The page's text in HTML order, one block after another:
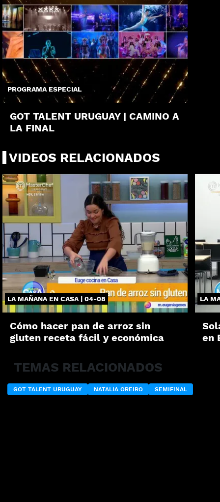
PROGRAMA ESPECIAL
GOT TALENT URUGUAY | CAMINO A
LA FINAL
VIDEOS RELACIONADOS
LA MAÑANA EN CASA | 04-08
Cómo hacer pan de arroz sin
gluten receta fácil y económica
LA
en
TEMAS RELACIONADOS
GOT TALENT URUGUAY NATALIA OREIRO SEMIFINAL